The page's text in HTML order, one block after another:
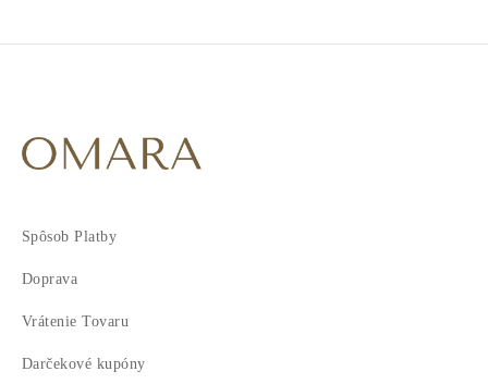
Spôsob Platby
Doprava
Vrátenie Tovaru
Darčekové kupóny